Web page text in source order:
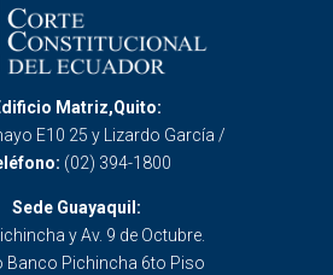
Matriz,Quito:
E10 25 y Lizardo García /
(02) 394-1800
Sede Guayaquil:
y Av. 9 de Octubre.
Banco Pichincha 6to Piso